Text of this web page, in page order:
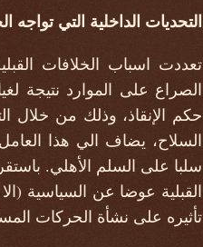
التحديات الداخلية التي
تعددت اسباب الخلافات
الصراع على الموارد نتيجة
حكم الإنقاذ، وذلك من خلال
السلاح، يضاف الي هذا
سلبا على السلم الأهلي.
القبلية عوضا عن السياسية
تأثيره على نشأة الحركات